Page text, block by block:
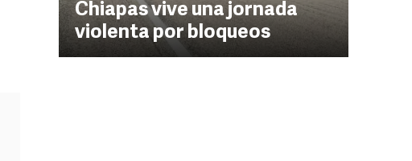
Chiapas vive una jornada
violenta por bloqueos